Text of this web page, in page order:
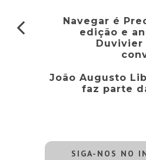
Navegar é
edição e
João Augusto
faz parte
SIGA-NOS NO